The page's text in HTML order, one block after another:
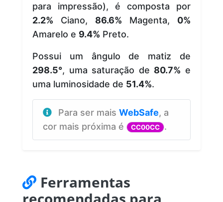
para impressão), é composta por
2.2% Ciano, 86.6% Magenta, 0%
Amarelo e 9.4% Preto.
Possui um ângulo de matiz de
298.5°, uma saturação de 80.7% e
uma luminosidade de 51.4%.
Para ser mais WebSafe, a
cor mais próxima é
CC00CC .
Ferramentas